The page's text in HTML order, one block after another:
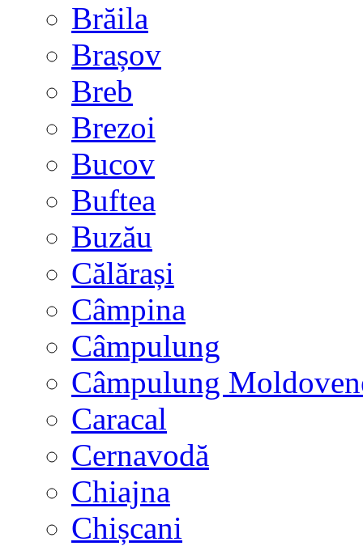
Brăila
Brașov
Breb
Brezoi
Bucov
Buftea
Buzău
Călărași
Câmpina
Câmpulung
Câmpulung
Caracal
Cernavodă
Chiajna
Chișcani